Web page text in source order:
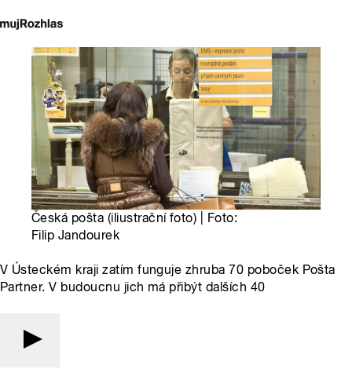
Česká pošta (iliustrační foto) | Foto:
Filip Jandourek
V Ústeckém kraji zatím funguje zhruba 70 poboček Pošta
Partner. V budoucnu jich má přibýt dalších 40